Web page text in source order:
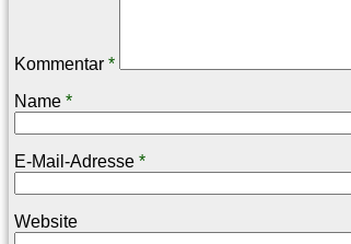
Kommentar *
Name *
E-Mail-Adresse *
Website